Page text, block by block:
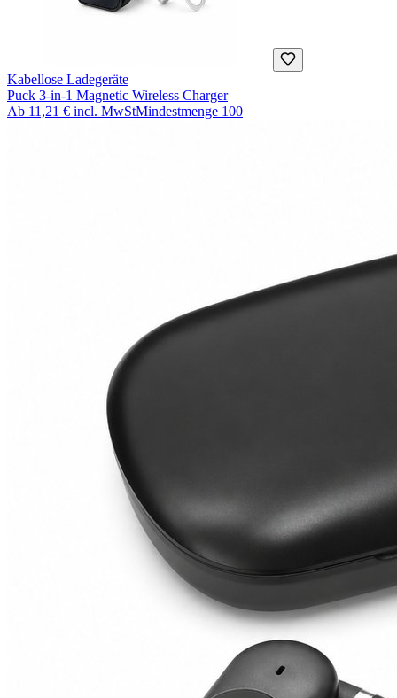
Kabellose Ladegeräte
Puck 3-in-1 Magnetic Wireless Charger
Ab 11,21 € incl. MwStMindestmenge 100